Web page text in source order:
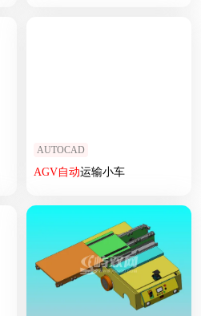
AUTOCAD
AGV自动运输小车